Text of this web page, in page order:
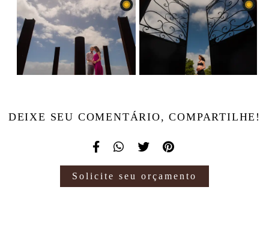
DEIXE SEU COMENTÁRIO, COMPARTILHE!
Solicite seu orçamento